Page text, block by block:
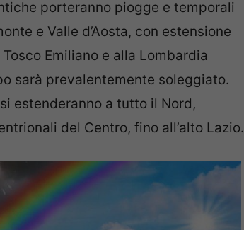
porteranno piogge e temporali
e Valle d’Aosta, con estensione
Emiliano e alla Lombardia
sarà prevalentemente soleggiato.
estenderanno a tutto il Nord,
del Centro, fino all’alto Lazio.